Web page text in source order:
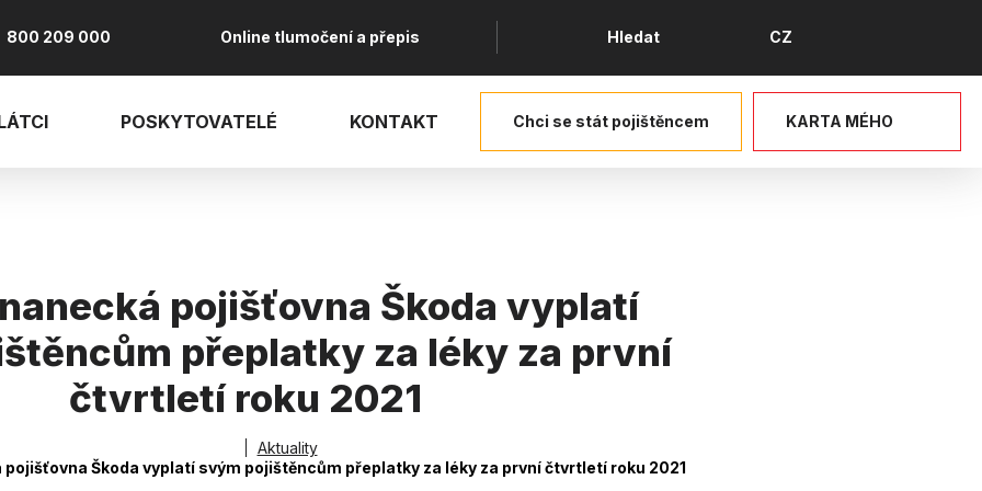
800 209 000 Online tlumočení a přepis Hledat Jazyk
CZ
POSKYTOVATELÉ KONTAKT Chci se stát pojištěncem KARTA MÉHO
pojišťovna Škoda vyplatí
přeplatky za léky za první
čtvrtletí roku 2021
Aktuality
Škoda vyplatí svým pojištěncům přeplatky za léky za první čtvrtletí roku 2021